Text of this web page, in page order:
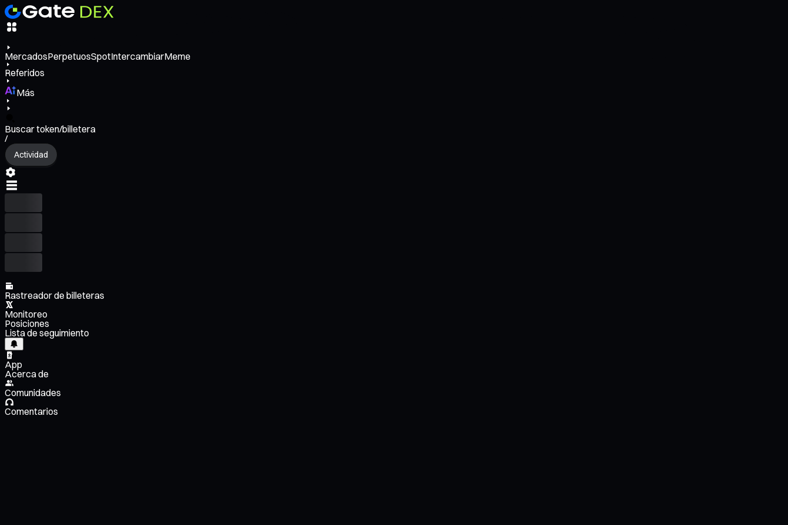
MercadosPerpetuosSpotIntercambiarMeme
Referidos
Más
Buscar token/billetera
/
Actividad
Rastreador de billeteras
Monitoreo
Posiciones
Lista de seguimiento
App
Acerca de
Comunidades
Comentarios